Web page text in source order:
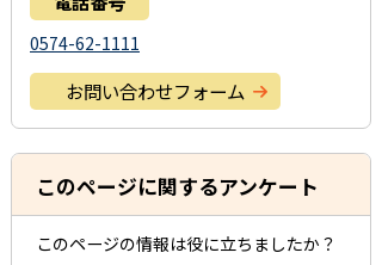
0574-62-1111
お問い合わせフォーム
このページに関するアンケート
このページの情報は役に立ちましたか？